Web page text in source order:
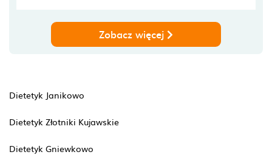
Zobacz więcej
Dietetyk Janikowo
Dietetyk Złotniki Kujawskie
Dietetyk Gniewkowo